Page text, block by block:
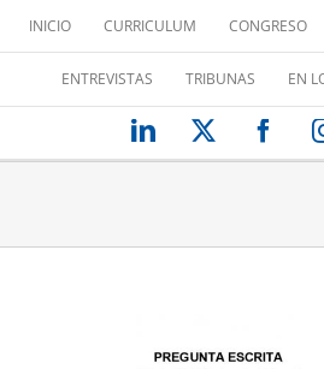
contenido
INICIO CURRICULUM CONGRESO
ENTREVISTAS TRIBUNAS EN
LinkedIn